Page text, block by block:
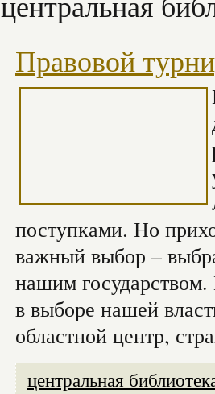
Правовой
поступками. Но
важный выбор –
нашим
в выборе нашей
областной центр,
центральная